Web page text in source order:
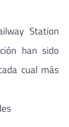
Station
han sido
cual más